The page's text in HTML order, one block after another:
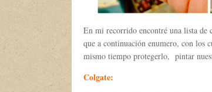
En mi recorrido encontré una lista de
que a continuación enumero, con los
mismo tiempo protegerlo, pintar
Colgate: